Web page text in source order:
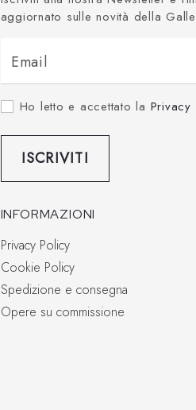
aggiornato sulle novità della
Email
Ho letto e accettato la Privacy
ISCRIVITI
INFORMAZIONI
Privacy Policy
Cookie Policy
Spedizione e consegna
Opere su commissione